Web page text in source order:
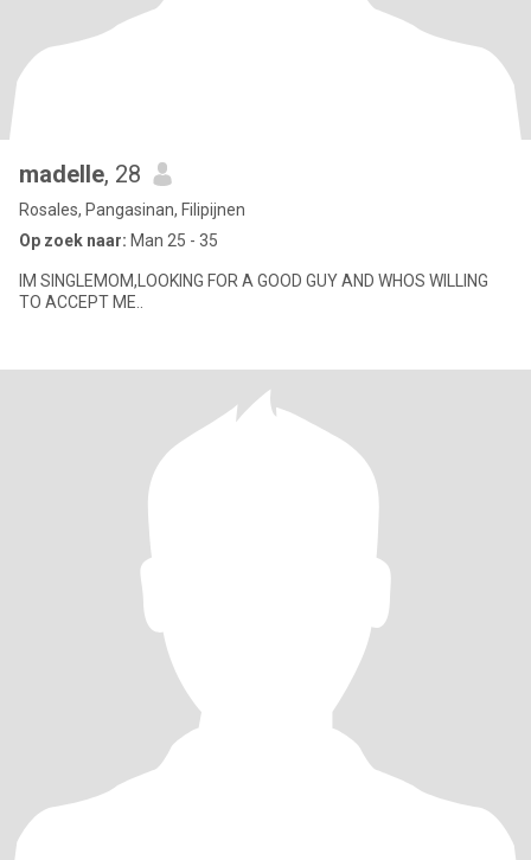
madelle, 28
Rosales, Pangasinan, Filipijnen
Op zoek naar: Man 25 - 35
IM SINGLEMOM,LOOKING FOR A GOOD GUY AND WHOS WILLING
TO ACCEPT ME..